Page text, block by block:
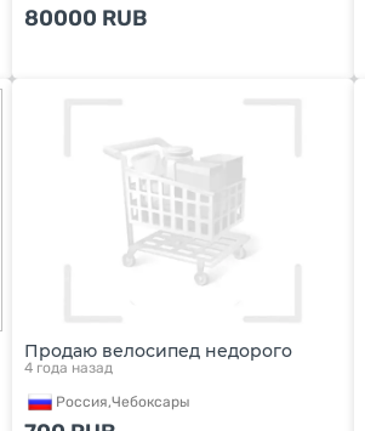
80000 RUB
Продаю велосипед недорого
4 года назад
Россия,Чебоксары